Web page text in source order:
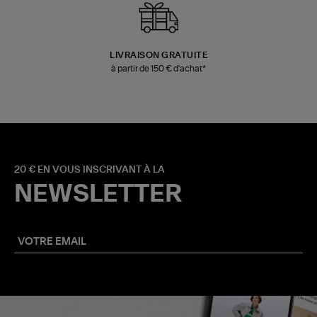
LIVRAISON GRATUITE
à partir de 150 € d'achat*
20 € EN VOUS INSCRIVANT À LA
NEWSLETTER